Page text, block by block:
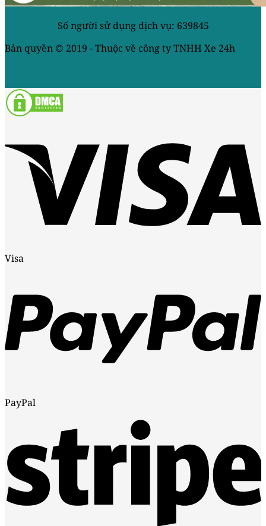
Số người sử dụng dịch vụ: 639845
Bản quyền © 2019 - Thuộc về công ty TNHH Xe 24h
Visa
PayPal